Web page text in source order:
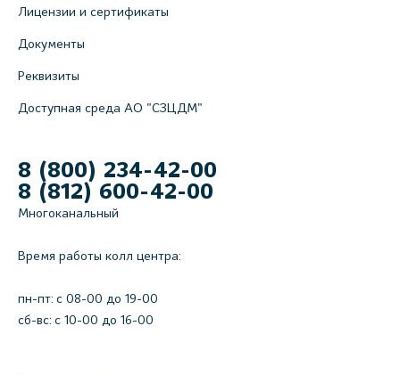
Лицензии и сертификаты
Документы
Реквизиты
Доступная среда АО "СЗЦДМ"
8 (800) 234-42-00
8 (812) 600-42-00
Многоканальный
Время работы колл центра:
пн-пт: c 08-00 до 19-00
сб-вс: с 10-00 до 16-00